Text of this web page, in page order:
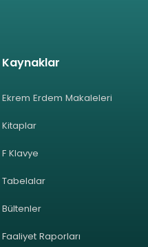
Kaynaklar
Ekrem Erdem Makaleleri
Kitaplar
F Klavye
Tabelalar
Bültenler
Faaliyet Raporları